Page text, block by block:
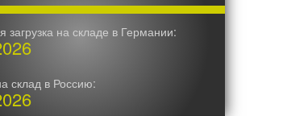
загрузка на складе в Германии:
склад в Россию: